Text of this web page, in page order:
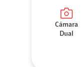
Cámara
Dual